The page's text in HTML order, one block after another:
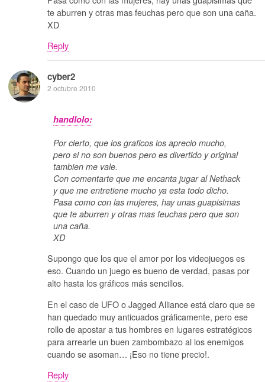
te aburren y otras mas feuchas pero que son una caña.
XD
Reply
cyber2
2 octubre 2010
handlolo:
Por cierto, que los graficos los aprecio mucho,
pero si no son buenos pero es divertido y original
tambien me vale.
Con comentarte que me encanta jugar al Nethack
y que me entretiene mucho ya esta todo dicho.
Pasa como con las mujeres, hay unas guapisimas
que te aburren y otras mas feuchas pero que son
una caña.
XD
Supongo que los que el amor por los videojuegos es
eso. Cuando un juego es bueno de verdad, pasas por
alto hasta los gráficos más sencillos.
En el caso de UFO o Jagged Alliance está claro que se
han quedado muy anticuados gráficamente, pero ese
rollo de apostar a tus hombres en lugares estratégicos
para arrearle un buen zambombazo al los enemigos
cuando se asoman… ¡Eso no tiene precio!.
Reply